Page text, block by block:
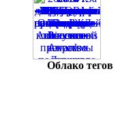
Облако тегов